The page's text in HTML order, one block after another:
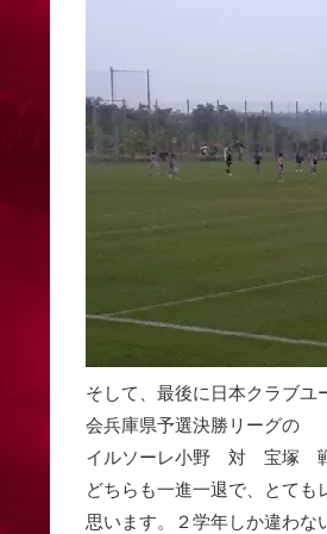
そして、最後に日本クラブユ
会兵庫県予選決勝リーグの
イルソーレ小野 対 宝塚 戦
どちらも一進一退で、とて
思います。２学年しか違わな